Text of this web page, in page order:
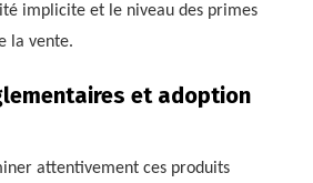
implicite et le niveau des primes
la vente.
et adoption
attentivement ces produits